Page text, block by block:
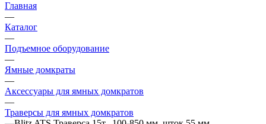
Главная
—
Каталог
—
Подъемное оборудование
—
Ямные домкраты
—
Аксессуары для ямных домкратов
—
Траверсы для ямных домкратов